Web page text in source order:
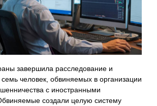
завершила расследование и
человек, обвиняемых в организации
с иностранными
создали целую систему